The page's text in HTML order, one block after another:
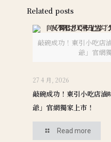
Related posts
敲碗成功！東引小吃店
爺」官網
27 4 月, 2026
敲碗成功！東引小吃店滷
爺」官網獨家上市！
Read more